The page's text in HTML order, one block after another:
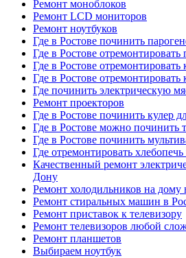
Ремонт моноблоков
Ремонт LCD мониторов
Ремонт ноутбуков
Где в Ростове починить
Где в Ростове отремонтировать
Где в Ростове
Где в Ростове
Где починить электрическую
Ремонт проекторов
Где в Ростове починить кулер
Где в Ростове можно починить
Где в Ростове починить
Где отремонтировать хлебопечь
Качественный ремонт
Дону
Ремонт холодильников на дому
Ремонт стиральных машин в
Ремонт приставок к телевизору
Ремонт телевизоров любой
Ремонт планшетов
Выбираем ноутбук